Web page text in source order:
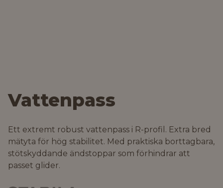
Vattenpass
Ett extremt robust vattenpass i R-profil. Extra bred
mätyta för hög stabilitet. Med praktiska borttagbara,
stötskyddande ändstoppar som förhindrar att
passet glider.